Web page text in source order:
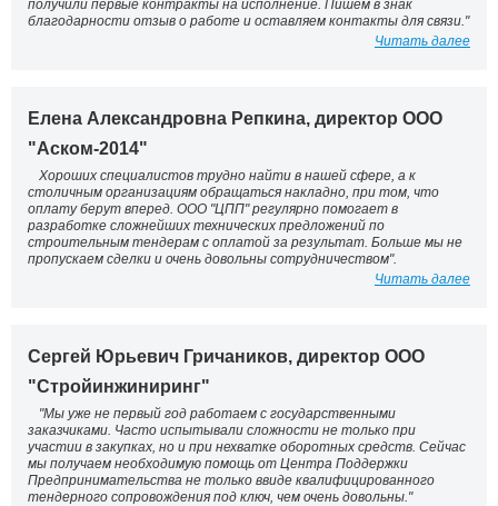
получили первые контракты на исполнение. Пишем в знак
благодарности отзыв о работе и оставляем контакты для связи."
Читать далее
Елена Александровна Репкина, директор ООО
"Аском-2014"
Хороших специалистов трудно найти в нашей сфере, а к
столичным организациям обращаться накладно, при том, что
оплату берут вперед. ООО "ЦПП" регулярно помогает в
разработке сложнейших технических предложений по
строительным тендерам с оплатой за результат. Больше мы не
пропускаем сделки и очень довольны сотрудничеством".
Читать далее
Сергей Юрьевич Гричаников, директор ООО
"Стройинжиниринг"
"Мы уже не первый год работаем с государственными
заказчиками. Часто испытывали сложности не только при
участии в закупках, но и при нехватке оборотных средств. Сейчас
мы получаем необходимую помощь от Центра Поддержки
Предпринимательства не только ввиде квалифицированного
тендерного сопровождения под ключ, чем очень довольны."